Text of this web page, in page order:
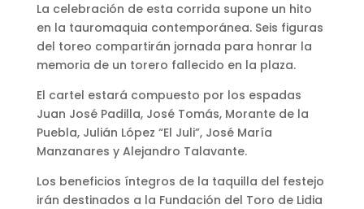
La celebración de esta corrida supone un hito
en la tauromaquia contemporánea. Seis figuras
del toreo compartirán jornada para honrar la
memoria de un torero fallecido en la plaza.
El cartel estará compuesto por los espadas
Juan José Padilla, José Tomás, Morante de la
Puebla, Julián López “El Juli”, José María
Manzanares y Alejandro Talavante.
Los beneficios íntegros de la taquilla del festejo
irán destinados a la Fundación del Toro de Lidia